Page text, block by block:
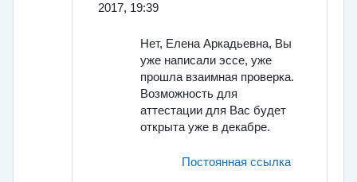
2017, 19:39
Нет, Елена Аркадьевна, Вы
уже написали эссе, уже
прошла взаимная проверка.
Возможность для
аттестации для Вас будет
открыта уже в декабре.
Постоянная ссылка